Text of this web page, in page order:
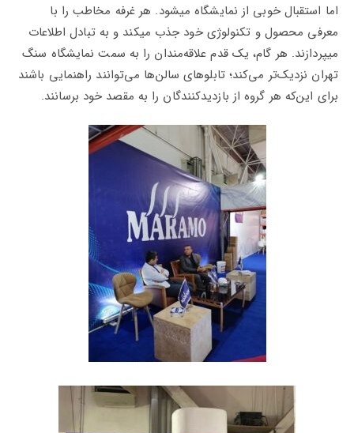
اما استقبال خوبی از نمایشگاه میشود. هر غرفه مخاطب را با
معرفی محصول و تکنولوژی خود جذب میکند و به تبادل اطلاعات
میپردازند. هر گام، یک قدم علاقه‌مندان را به سمت نمایشگاه سنگ
تهران نزدیک‌تر می‌کند؛ تابلوهای سالن‌ها می‌توانند راهنمایی باشند
برای این‌که هر گروه از بازدیدکنندگان را به مقصد خود برسانند.